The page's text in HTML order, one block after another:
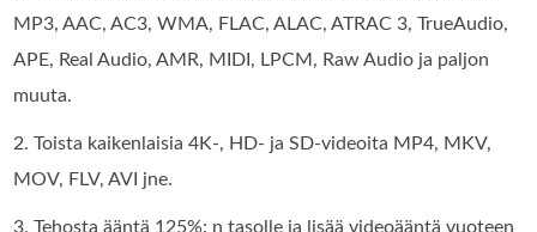
MP3, AAC, AC3, WMA, FLAC, ALAC, ATRAC 3, TrueAudio,
APE, Real Audio, AMR, MIDI, LPCM, Raw Audio ja paljon
muuta.
2. Toista kaikenlaisia 4K-, HD- ja SD-videoita MP4, MKV,
MOV, FLV, AVI jne.
3. Tehosta ääntä 125%: n tasolle ja lisää videoääntä vuoteen